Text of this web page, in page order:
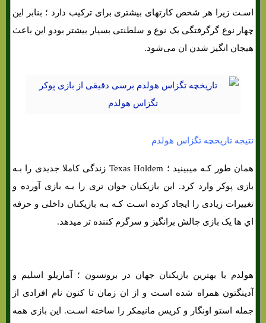
اسـت زیرا هر شخص کارتهای بیشتری برای ترکیب دارد ؛ بنابر این
چهار نوع گرگرفتگی یک نوع و سلطنتی بسیار بیشتر بودو این باعث
هیجان انگیز شدن ان می‌شود.
نتیجه تاریخچه تگزاس هولدم
همان طور کـه میبینید ؛ Texas Holdem زندگی کاملا جدیدی را بـه
بازی پوکر وارد کرد. این بازیکنان جوان تری را بـه بازی آورده و
تغییرات زیادی را ایجاد کرده اسـت کـه بـه بازیکنان داخلی و حرفه
اي ها یک بازی چالش برانگیز و سرگرم کننده تر میدهد.
هولدم با بهترین بازیکنان جهان در برونسون ؛ آماریلو اسلیم و
آدینگتون همراه شده اسـت و از ان زمان تا کنون نام افرادی از
جمله استو اونگار و کریس مانیمکر را ساخته اسـت. این بازی همه